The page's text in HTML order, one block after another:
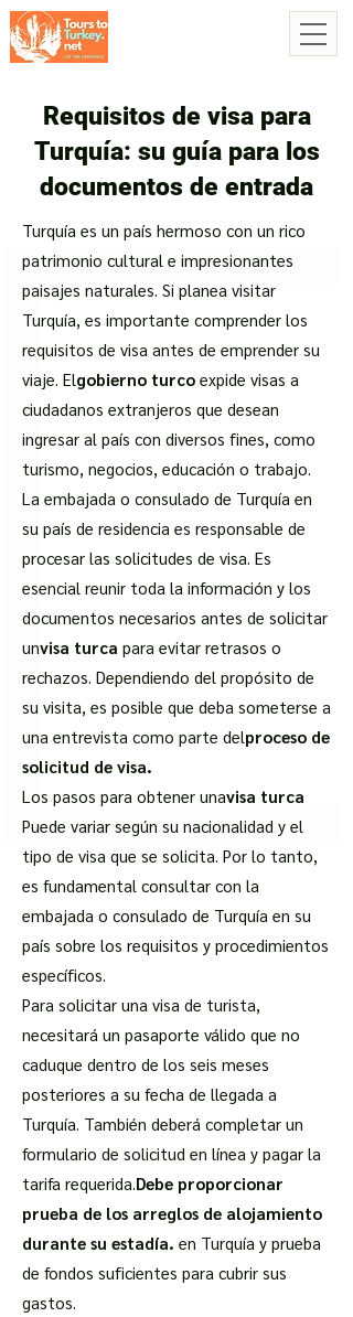
Requisitos de visa para
Turquía: su guía para los
documentos de entrada
Turquía es un país hermoso con un rico
patrimonio cultural e impresionantes
paisajes naturales. Si planea visitar
Turquía, es importante comprender los
requisitos de visa antes de emprender su
viaje. Elgobierno turco expide visas a
ciudadanos extranjeros que desean
ingresar al país con diversos fines, como
turismo, negocios, educación o trabajo.
La embajada o consulado de Turquía en
su país de residencia es responsable de
procesar las solicitudes de visa. Es
esencial reunir toda la información y los
documentos necesarios antes de solicitar
unvisa turca para evitar retrasos o
rechazos. Dependiendo del propósito de
su visita, es posible que deba someterse a
una entrevista como parte delproceso de
solicitud de visa.
Los pasos para obtener unavisa turca
Puede variar según su nacionalidad y el
tipo de visa que se solicita. Por lo tanto,
es fundamental consultar con la
embajada o consulado de Turquía en su
país sobre los requisitos y procedimientos
específicos.
Para solicitar una visa de turista,
necesitará un pasaporte válido que no
caduque dentro de los seis meses
posteriores a su fecha de llegada a
Turquía. También deberá completar un
formulario de solicitud en línea y pagar la
tarifa requerida.Debe proporcionar
prueba de los arreglos de alojamiento
durante su estadía. en Turquía y prueba
de fondos suficientes para cubrir sus
gastos.